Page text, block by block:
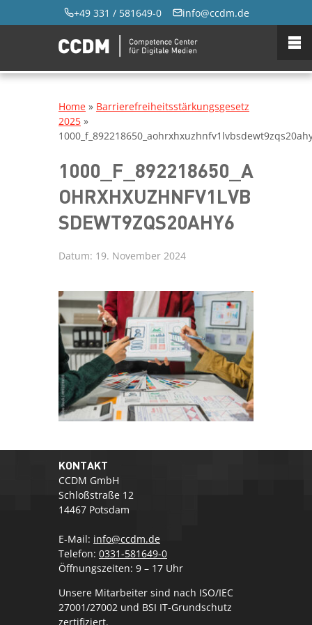
+49 331 / 581649-0 info@ccdm.de
Home » Barrierefreiheitsstärkungsgesetz
2025 »
1000_F_892218650_A
OHRXHXUZHNFV1LVB
SDEWT9ZQS20AHY6
Datum: 19. November 2024
KONTAKT
CCDM GmbH
Schloßstraße 12
14467 Potsdam
E-Mail: info@ccdm.de
Telefon: 0331-581649-0
Öffnungszeiten: 9 – 17 Uhr
Unsere Mitarbeiter sind nach ISO/IEC
27001/27002 und BSI IT-Grundschutz
zertifiziert.